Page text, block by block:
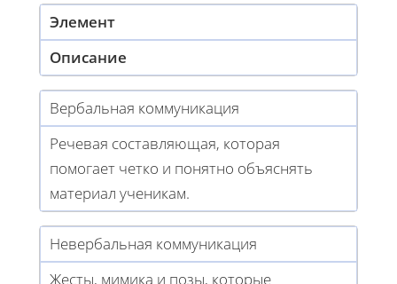
Элемент
Описание
Вербальная коммуникация
Речевая составляющая, которая
помогает четко и понятно объяснять
материал ученикам.
Невербальная коммуникация
Жесты, мимика и позы, которые